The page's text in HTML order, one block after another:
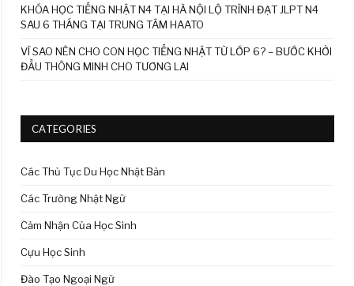
KHÓA HỌC TIẾNG NHẬT N4 TẠI HÀ NỘI LỘ TRÌNH ĐẠT JLPT N4
SAU 6 THÁNG TẠI TRUNG TÂM HAATO
VÌ SAO NÊN CHO CON HỌC TIẾNG NHẬT TỪ LỚP 6? – BƯỚC KHỞI
ĐẦU THÔNG MINH CHO TƯƠNG LAI
CATEGORIES
Các Thủ Tục Du Học Nhật Bản
Các Trường Nhật Ngữ
Cảm Nhận Của Học Sinh
Cựu Học Sinh
Đào Tạo Ngoại Ngữ